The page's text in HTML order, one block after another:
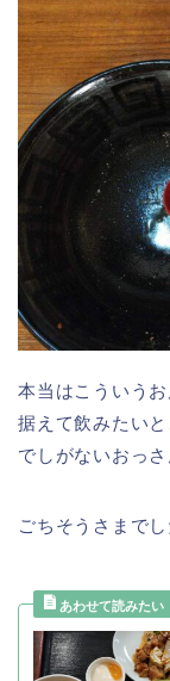
本当はこういう
据えて飲みたい
でしがないおっ
ごちそうさまでし